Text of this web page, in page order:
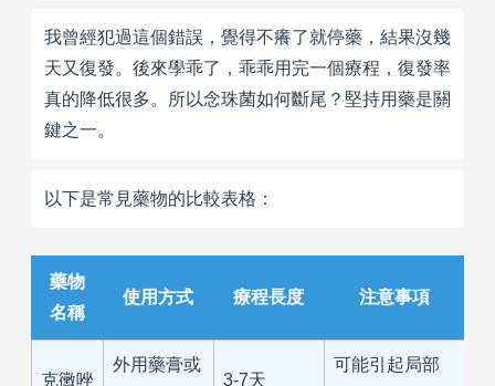
我曾經犯過這個錯誤，覺得不癢了就停藥，結果沒幾
天又復發。後來學乖了，乖乖用完一個療程，復發率
真的降低很多。所以念珠菌如何斷尾？堅持用藥是關
鍵之一。
以下是常見藥物的比較表格：
藥物
名稱
使用方式 療程長度 注意事項
克黴唑
外用藥膏或
3-7天
可能引起局部